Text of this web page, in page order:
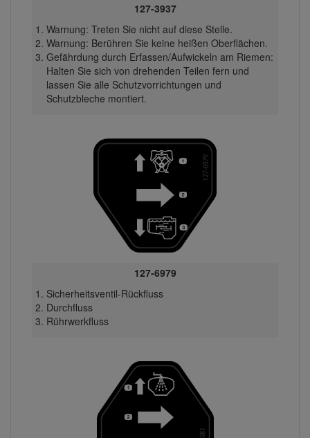
127-3937
Warnung: Treten Sie nicht auf diese Stelle.
Warnung: Berühren Sie keine heißen Oberflächen.
Gefährdung durch Erfassen/Aufwickeln am Riemen:
Halten Sie sich von drehenden Teilen fern und
lassen Sie alle Schutzvorrichtungen und
Schutzbleche montiert.
127-6979
Sicherheitsventil-Rückfluss
Durchfluss
Rührwerkfluss